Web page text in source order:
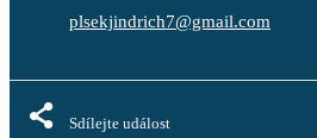
plsekjindrich7@gmail.com
Sdílejte událost